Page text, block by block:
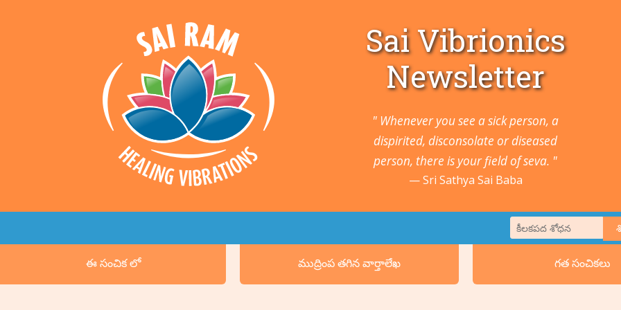
Sai Vibrionics
Newsletter
" Whenever you see a sick person, a
dispirited, disconsolate or diseased
person, there is your field of seva. "
Sri Sathya Sai Baba
1. జంతువులు మరియు
ఈ సంచిక లో ముద్రింప తగిన వార్తాలేఖ గత సంచికలు